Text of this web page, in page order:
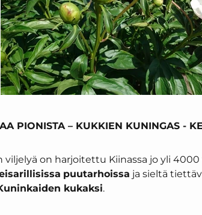
PIONISTA – KUKKIEN KUNINGAS -
viljelyä on harjoitettu Kiinassa jo yli
puutarhoissa ja sieltä
kukaksi.